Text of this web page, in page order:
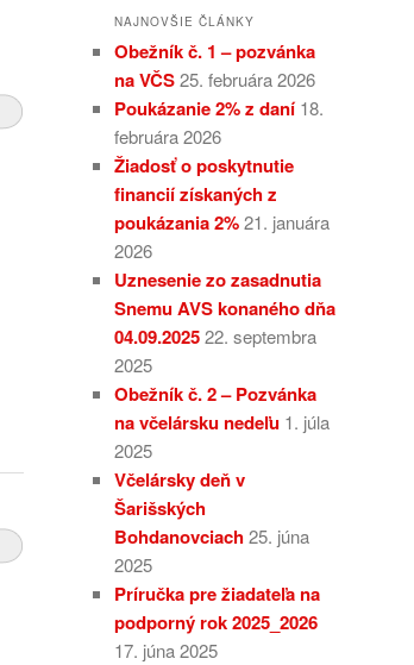
NAJNOVŠIE ČLÁNKY
Obežník č. 1 – pozvánka
na VČS25. februára 2026
Poukázanie 2% z daní 18.
februára 2026
Žiadosť o poskytnutie
financií získaných z
poukázania 2%21. januára
2026
Uznesenie zo zasadnutia
Snemu AVS konaného dňa
04.09.202522. septembra
2025
Obežník č. 2 – Pozvánka
na včelársku nedeľu 1. júla
2025
Včelársky deň v
Šarišských
Bohdanovciach25. júna
2025
Príručka pre žiadateľa na
podporný rok 2025_2026
17. júna 2025